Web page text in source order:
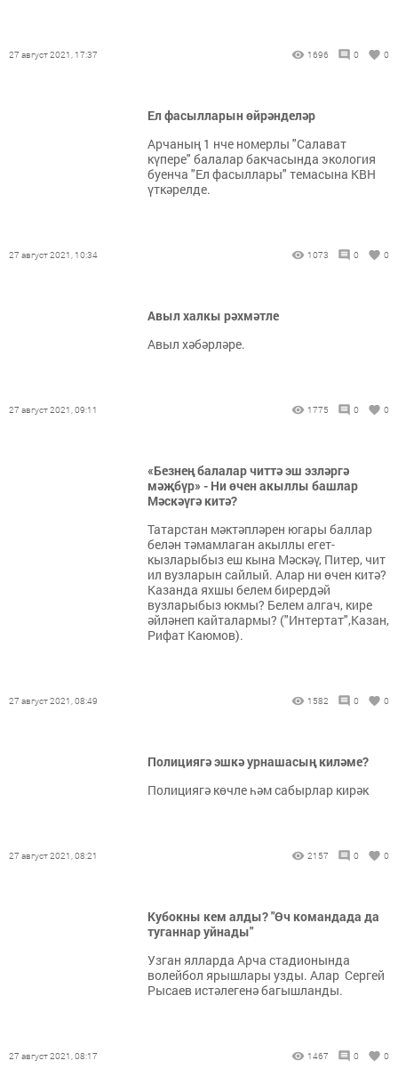
27 август 2021, 17:37 1696 0 0
Ел фасылларын өйрәнделәр
Арчаның 1 нче номерлы "Салават
күпере" балалар бакчасында экология
буенча "Ел фасыллары" темасына КВН
үткәрелде.
27 август 2021, 10:34 1073 0 0
Авыл халкы рәхмәтле
Авыл хәбәрләре.
27 август 2021, 09:11 1775 0 0
«Безнең балалар читтә эш эзләргә
мәҗбүр» - Ни өчен акыллы башлар
Мәскәүгә китә?
Татарстан мәктәпләрен югары баллар
белән тәмамлаган акыллы егет-
кызларыбыз еш кына Мәскәү, Питер, чит
ил вузларын сайлый. Алар ни өчен китә?
Казанда яхшы белем бирердәй
вузларыбыз юкмы? Белем алгач, кире
әйләнеп кайталармы? ("Интертат",Казан,
Рифат Каюмов).
27 август 2021, 08:49 1582 0 0
Полициягә эшкә урнашасың киләме?
Полициягә көчле һәм сабырлар кирәк
27 август 2021, 08:21 2157 0 0
Кубокны кем алды? "Өч командада да
туганнар уйнады"
​​​​​​​Узган ялларда Арча стадионында
волейбол ярышлары узды. Алар Сергей
Рысаев истәлегенә багышланды.
27 август 2021, 08:17 1467 0 0